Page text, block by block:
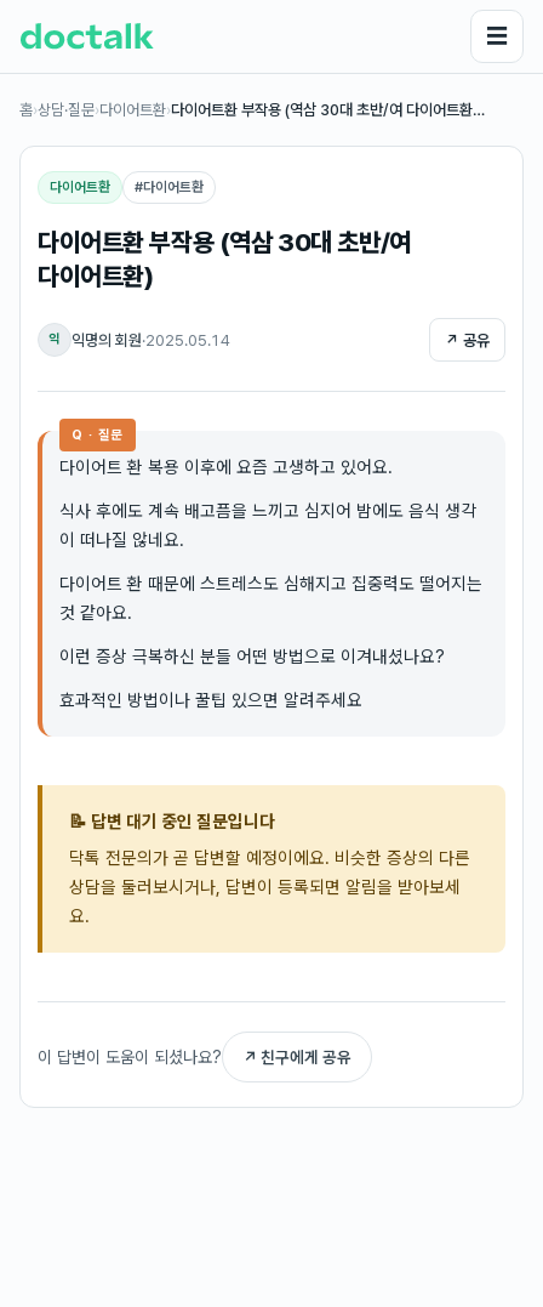
☰
홈›상담·질문›다이어트환›다이어트환 부작용 (역삼 30대 초반/여 다이어트환…
다이어트환 #다이어트환
다이어트환 부작용 (역삼 30대 초반/여
다이어트환)
익 익명의 회원·2025.05.14 ↗ 공유
Q · 질문
다이어트 환 복용 이후에 요즘 고생하고 있어요.
식사 후에도 계속 배고픔을 느끼고 심지어 밤에도 음식 생각
이 떠나질 않네요.
다이어트 환 때문에 스트레스도 심해지고 집중력도 떨어지는
것 같아요.
이런 증상 극복하신 분들 어떤 방법으로 이겨내셨나요?
효과적인 방법이나 꿀팁 있으면 알려주세요
📝 답변 대기 중인 질문입니다
닥톡 전문의가 곧 답변할 예정이에요. 비슷한 증상의 다른
상담을 둘러보시거나, 답변이 등록되면 알림을 받아보세
요.
이 답변이 도움이 되셨나요? ↗ 친구에게 공유